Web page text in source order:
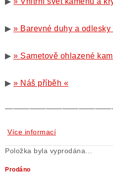
▶ » Barevné duhy a odlesky
▶ » Sametově ohlazené
▶ » Náš příběh «
Více informací
Položka byla vyprodána…
Prodáno